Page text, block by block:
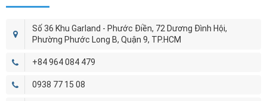
Số 36 Khu Garland - Phước Điền, 72 Dương Đình Hội,
Phường Phước Long B, Quận 9, TP.HCM
+84 964 084 479
0938 77 15 08